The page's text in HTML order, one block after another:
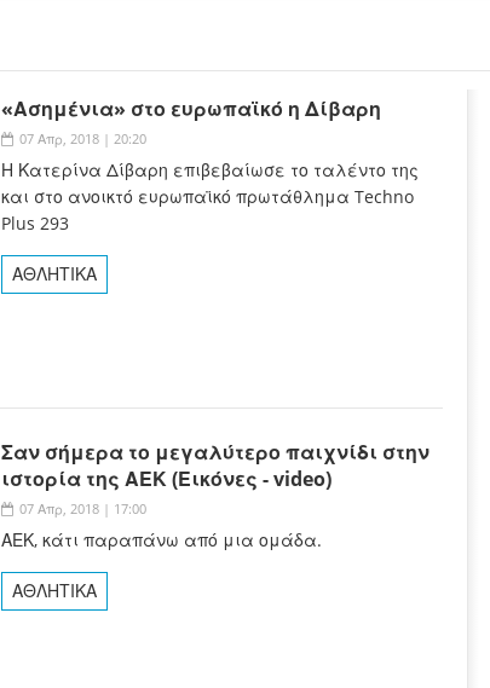
«Ασημένια» στο ευρωπαϊκό η Δίβαρη
07 Απρ, 2018 | 20:20
Η Κατερίνα Δίβαρη επιβεβαίωσε το ταλέντο της
και στο ανοικτό ευρωπαϊκό πρωτάθλημα Techno
Plus 293
ΑΘΛΗΤΙΚΑ
Σαν σήμερα το μεγαλύτερο παιχνίδι στην
ιστορία της ΑΕΚ (Εικόνες - video)
07 Απρ, 2018 | 17:00
ΑΕΚ, κάτι παραπάνω από μια ομάδα.
ΑΘΛΗΤΙΚΑ